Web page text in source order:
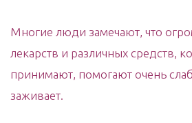
Многие люди замечают, что
лекарств и различных средств,
принимают, помогают очень
заживает.